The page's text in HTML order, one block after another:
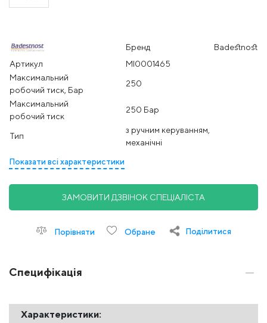
Бренд
Badestnost
Артикул
MI0001465
Максимальний
робочий тиск, Бар
250
Максимальний
робочий тиск
250 Бар
Тип
з ручним керуванням,
механічні
Показати всі характеристики
ЗАМОВИТИ ДЗВІНОК СПЕЦІАЛІСТА
Порівняти Обране Поділитися
Специфікація
Характеристики: